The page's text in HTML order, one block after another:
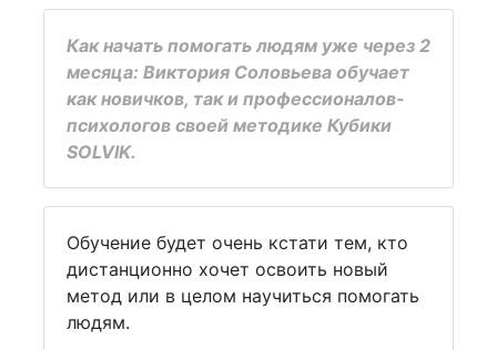
Как начать помогать людям уже через 2
месяца: Виктория Соловьева обучает
как новичков, так и профессионалов-
психологов своей методике Кубики
SOLVIK.
Обучение будет очень кстати тем, кто
дистанционно хочет освоить новый
метод или в целом научиться помогать
людям.